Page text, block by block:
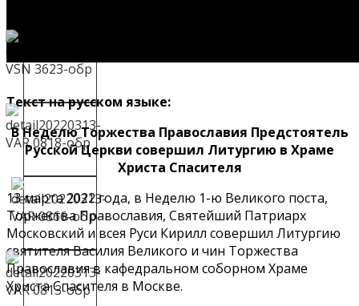
Текст на русском языке:
В Неделю Торжества Православия Предстоятель
Русской Церкви совершил Литургию в Храме
Христа Спасителя
13 марта 2022 года, в Неделю 1-ю Великого поста,
Торжества Православия, Святейший Патриарх
Московский и всея Руси Кирилл совершил Литургию
святителя Василия Великого и чин Торжества
Православия в кафедральном соборном Храме
Христа Спасителя в Москве.